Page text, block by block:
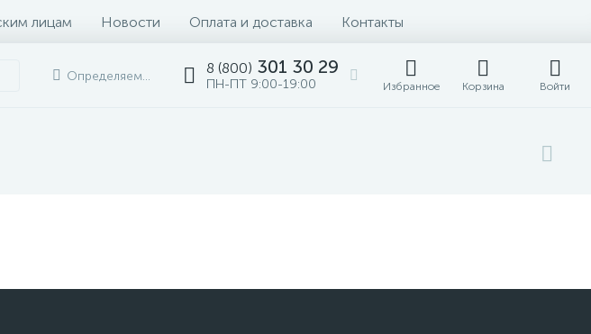
лицам Новости Оплата и доставка Контакты
Определяем... 8 (800) 301 30 29
ПН-ПТ 9:00-19:00 Избранное Корзина Войти